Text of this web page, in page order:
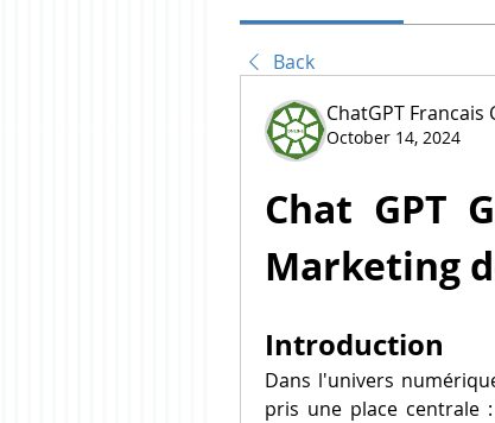
Back
ChatGPT Francais
October 14, 2024
Chat GPT
Marketing
Introduction
Dans l'univers
pris une place centrale :